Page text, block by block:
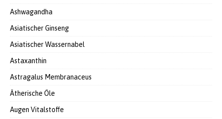
Ashwagandha
Asiatischer Ginseng
Asiatischer Wassernabel
Astaxanthin
Astragalus Membranaceus
Ätherische Öle
Augen Vitalstoffe